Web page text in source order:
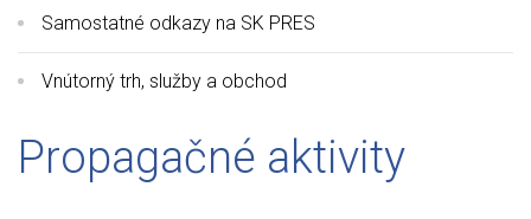
Samostatné odkazy na SK PRES
Vnútorný trh, služby a obchod
Propagačné aktivity